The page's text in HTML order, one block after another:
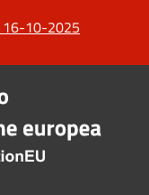
16-10-2025